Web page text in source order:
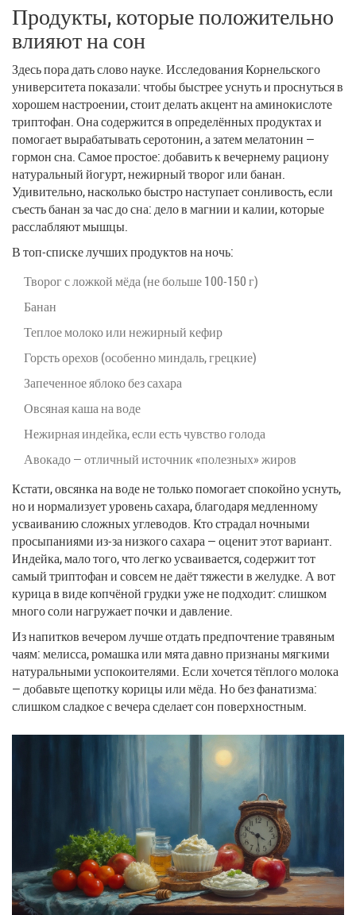
Продукты, которые положительно
влияют на сон
Здесь пора дать слово науке. Исследования Корнельского
университета показали: чтобы быстрее уснуть и проснуться в
хорошем настроении, стоит делать акцент на аминокислоте
триптофан. Она содержится в определённых продуктах и
помогает вырабатывать серотонин, а затем мелатонин —
гормон сна. Самое простое: добавить к вечернему рациону
натуральный йогурт, нежирный творог или банан.
Удивительно, насколько быстро наступает сонливость, если
съесть банан за час до сна: дело в магнии и калии, которые
расслабляют мышцы.
В топ-списке лучших продуктов на ночь:
Творог с ложкой мёда (не больше 100-150 г)
Банан
Теплое молоко или нежирный кефир
Горсть орехов (особенно миндаль, грецкие)
Запеченное яблоко без сахара
Овсяная каша на воде
Нежирная индейка, если есть чувство голода
Авокадо — отличный источник «полезных» жиров
Кстати, овсянка на воде не только помогает спокойно уснуть,
но и нормализует уровень сахара, благодаря медленному
усваиванию сложных углеводов. Кто страдал ночными
просыпаниями из-за низкого сахара — оценит этот вариант.
Индейка, мало того, что легко усваивается, содержит тот
самый триптофан и совсем не даёт тяжести в желудке. А вот
курица в виде копчёной грудки уже не подходит: слишком
много соли нагружает почки и давление.
Из напитков вечером лучше отдать предпочтение травяным
чаям: мелисса, ромашка или мята давно признаны мягкими
натуральными успокоителями. Если хочется тёплого молока
— добавьте щепотку корицы или мёда. Но без фанатизма:
слишком сладкое с вечера сделает сон поверхностным.